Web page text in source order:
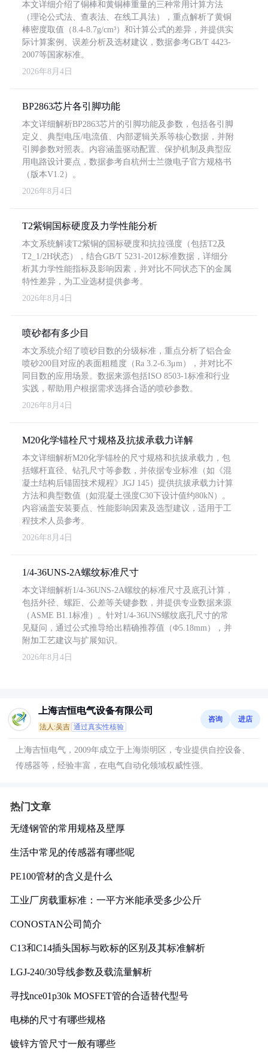
本文详细介绍了铜棒和黄铜棒重量的三种常用计算方法
（理论公式法、查表法、在线工具法），重点解析了黄铜
棒密度取值（8.4-8.7g/cm³）和计算公式的差异，并提供实
际计算案例、误差分析及选材建议，数据参考GB/T 4423-
2007等国家标准。
2026年8月4日
BP2863芯片各引脚功能
本文详细解析BP2863芯片的引脚功能及参数，包括各引脚
定义、典型电压/电流值、内部逻辑关系等核心数据，并附
引脚参数对照表。内容涵盖驱动配置、保护机制及典型应
用电路设计要点，数据参考自杭州士兰微电子官方规格书
（版本V1.2）。
2026年8月4日
T2紫铜国标硬度及力学性能分析
本文系统解读T2紫铜的国标硬度和抗拉强度（包括T2及
T2_1/2H状态），结合GB/T 5231-2012标准数据，详细分
析其力学性能指标及影响因素，并对比不同状态下的金属
特性差异，为工业选材提供参考。
2026年8月4日
喷砂都有多少目
本文系统介绍了喷砂目数的分级标准，重点分析了铝合金
喷砂200目对应的表面粗糙度（Ra 3.2-6.3μm），并对比不
同目数的应用场景。数据来源包括ISO 8503-1标准和行业
实践，帮助用户根据需求选择合适的喷砂参数。
2026年8月4日
M20化学锚栓尺寸规格及抗拔承载力详解
本文详细解析M20化学锚栓的尺寸规格和抗拔承载力，包
括螺杆直径、钻孔尺寸等参数，并依据专业标准（如《混
凝土结构后锚固技术规程》JGJ 145）提供抗拔承载力计算
方法和典型数值（如混凝土强度C30下设计值约80kN）。
内容涵盖安装要点、性能影响因素及选型建议，适用于工
程技术人员参考。
2026年8月4日
1/4-36UNS-2A螺纹标准尺寸
本文详细解析1/4-36UNS-2A螺纹的标准尺寸及底孔计算，
包括外径、螺距、公差等关键参数，并提供专业数据来源
（ASME B1.1标准）。针对1/4-36UNS螺纹底孔尺寸的常
见疑问，通过公式推导给出精确推荐值（Φ5.18mm），并
附加工艺建议与扩展知识。
2026年8月4日
上海吉恒电气设备有限公司
法人:吴吉 通过真实性核验
咨询 进店
上海吉恒电气，2009年成立于上海崇明区，专业提供自控设备、
传感器等，经验丰富，在电气自动化领域权威性强。
热门文章
无缝钢管的常用规格及壁厚
生活中常见的传感器有哪些呢
PE100管材的含义是什么
工业厂房载重标准：一平方米能承受多少公斤
CONOSTAN公司简介
C13和C14插头国标与欧标的区别及其标准解析
LGJ-240/30导线参数及载流量解析
寻找nce01p30k MOSFET管的合适替代型号
电梯的尺寸有哪些规格
镀锌方管尺寸一般有哪些